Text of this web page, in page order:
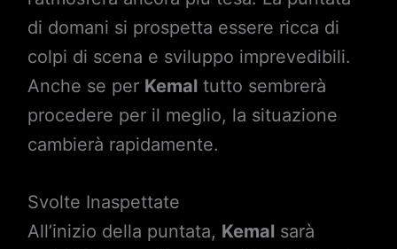
di domani si prospetta essere ricca di
colpi di scena e sviluppo imprevedibili.
Anche se per Kemaltutto sembrerà
procedere per il meglio, la situazione
cambierà rapidamente.
Svolte Inaspettate
All’inizio della puntata, Kemalsarà